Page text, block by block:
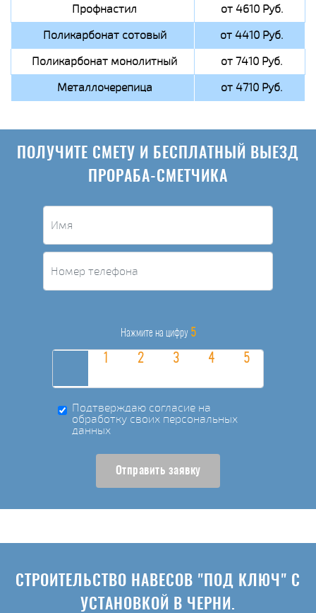
Профнастил
от 4610 Руб.
Поликарбонат сотовый
от 4410 Руб.
Поликарбонат монолитный
от 7410 Руб.
Металлочерепица
от 4710 Руб.
ПОЛУЧИТЕ СМЕТУ И БЕСПЛАТНЫЙ ВЫЕЗД
ПРОРАБА-СМЕТЧИКА
Нажмите на цифру 5
Подтверждаю согласие на
обработку своих персональных
данных
Отправить заявку
СТРОИТЕЛЬСТВО НАВЕСОВ "ПОД КЛЮЧ" С
УСТАНОВКОЙ В ЧЕРНИ.